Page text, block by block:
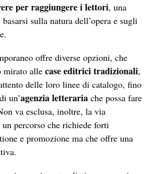
per raggiungere i lettori, una
sulla natura dell’opera e sugli
offre diverse opzioni, che
mirato allecase editrici tradizionali,
delle loro linee di catalogo, fino
un’agenzia letterariache possa fare
va esclusa, inoltre, la via
un percorso che richiede forti
e promozione ma che offre una